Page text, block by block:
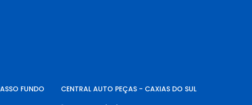
FUNDO
CENTRAL AUTO PEÇAS - CAXIAS DO SUL